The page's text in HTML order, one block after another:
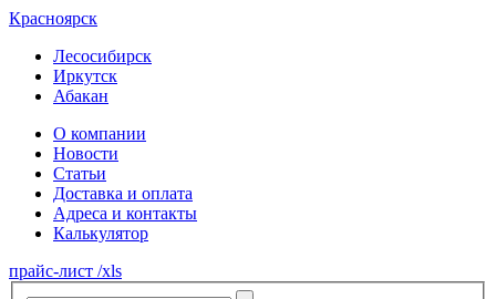
Красноярск
Лесосибирск
Иркутск
Абакан
О компании
Новости
Статьи
Доставка и оплата
Адреса и контакты
Калькулятор
прайс-лист /xls